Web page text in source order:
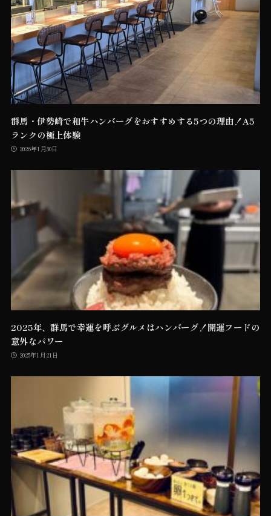
群馬・伊勢崎で和牛ハンバーグをおすすめする5つの理由！A5
ランクの極上体験
2026年1月30日
2025年、群馬で幸運を呼ぶグルメはハンバーグ！開運フードの
意外なパワー
2025年1月21日